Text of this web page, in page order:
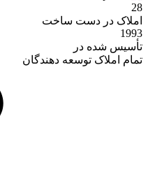
28
املاک در دست ساخت
1993
تأسیس شده در
تمام املاک توسعه دهندگان